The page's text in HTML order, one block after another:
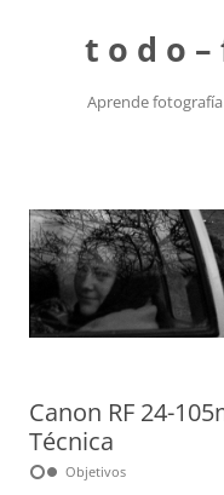
t o d o –
Aprende
Canon RF 24-
Técnica
hdr_weak Objetivos